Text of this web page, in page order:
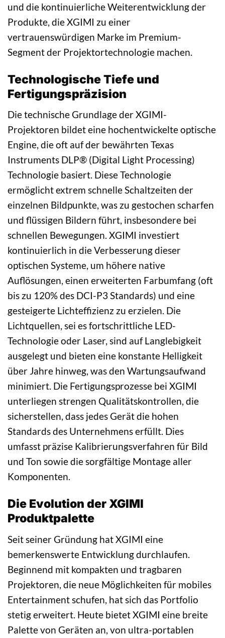
und die kontinuierliche Weiterentwicklung der
Produkte, die XGIMI zu einer
vertrauenswürdigen Marke im Premium-
Segment der Projektortechnologie machen.
Technologische Tiefe und
Fertigungspräzision
Die technische Grundlage der XGIMI-
Projektoren bildet eine hochentwickelte optische
Engine, die oft auf der bewährten Texas
Instruments DLP® (Digital Light Processing)
Technologie basiert. Diese Technologie
ermöglicht extrem schnelle Schaltzeiten der
einzelnen Bildpunkte, was zu gestochen scharfen
und flüssigen Bildern führt, insbesondere bei
schnellen Bewegungen. XGIMI investiert
kontinuierlich in die Verbesserung dieser
optischen Systeme, um höhere native
Auflösungen, einen erweiterten Farbumfang (oft
bis zu 120% des DCI-P3 Standards) und eine
gesteigerte Lichteffizienz zu erzielen. Die
Lichtquellen, sei es fortschrittliche LED-
Technologie oder Laser, sind auf Langlebigkeit
ausgelegt und bieten eine konstante Helligkeit
über Jahre hinweg, was den Wartungsaufwand
minimiert. Die Fertigungsprozesse bei XGIMI
unterliegen strengen Qualitätskontrollen, die
sicherstellen, dass jedes Gerät die hohen
Standards des Unternehmens erfüllt. Dies
umfasst präzise Kalibrierungsverfahren für Bild
und Ton sowie die sorgfältige Montage aller
Komponenten.
Die Evolution der XGIMI
Produktpalette
Seit seiner Gründung hat XGIMI eine
bemerkenswerte Entwicklung durchlaufen.
Beginnend mit kompakten und tragbaren
Projektoren, die neue Möglichkeiten für mobiles
Entertainment schufen, hat sich das Portfolio
stetig erweitert. Heute bietet XGIMI eine breite
Palette von Geräten an, von ultra-portablen